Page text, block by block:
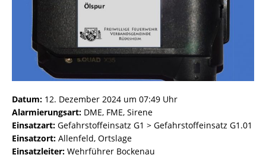
Datum: 12. Dezember 2024 um 07:49 Uhr
Alarmierungsart: DME, FME, Sirene
Einsatzart: Gefahrstoffeinsatz G1 > Gefahrstoffeinsatz G1.01
Einsatzort: Allenfeld, Ortslage
Einsatzleiter: Wehrführer Bockenau